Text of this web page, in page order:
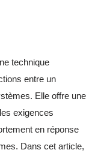
technique
entre un
Elle offre une
exigences
en réponse
Dans cet article,